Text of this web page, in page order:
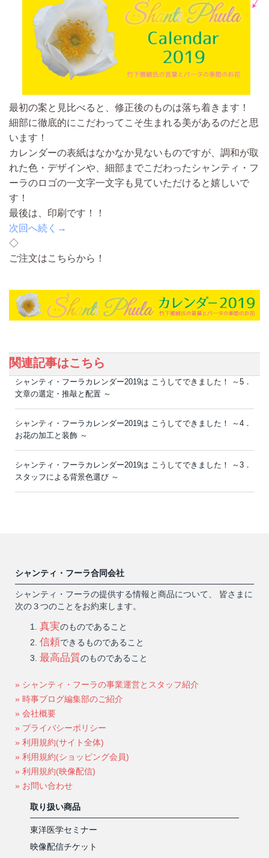
最初の案と見比べると、修正後のものは落ち着きます！
細部に徹底的にこだわってこそ生まれる美があるのだと思
います！
カレンダーの表紙はなかなか見ないものですが、調和が取
れた色・デザインや、細部までこだわったシャンティ・フ
ーラのロゴの一文字一文字も見ていただけると嬉しいで
す！
最後は、印刷です！！
次回へ続く→
◇
ご注文はこちらから！
関連記事はこちら
シャンティ・フーラカレンダー2019は こうしてできました！ ～5．
文章の選定・推敲と配置 ～
シャンティ・フーラカレンダー2019は こうしてできました！ ～4．
お花の加工と装飾 ～
シャンティ・フーラカレンダー2019は こうしてできました！ ～3．
スタッフによる背景色選び ～
シャンティ・フーラ合同会社
シャンティ・フーラの提供する情報と商品について、 皆さまに
次の３つのことをお約束します。
真実のものであること
信頼できるものであること
最高品質のものであること
» シャンティ・フーラの事業運営とスタッフ紹介
» 時事ブログ編集部のご紹介
» 会社概要
» プライバシーポリシー
» 利用規約(サイト全体)
» 利用規約(ショッピング会員)
» 利用規約(映像配信)
» お問い合わせ
取り扱い商品
東洋医学セミナー
映像配信チケット